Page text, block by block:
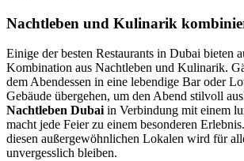
Nachtleben und Kulinarik
Einige der besten Restaurants in Dubai bieten
Kombination aus Nachtleben und Kulinarik.
dem Abendessen in eine lebendige Bar oder
Gebäude übergehen, um den Abend stilvoll
Nachtleben Dubai in Verbindung mit einem
macht jede Feier zu einem besonderen
diesen außergewöhnlichen Lokalen wird für
unvergesslich bleiben.